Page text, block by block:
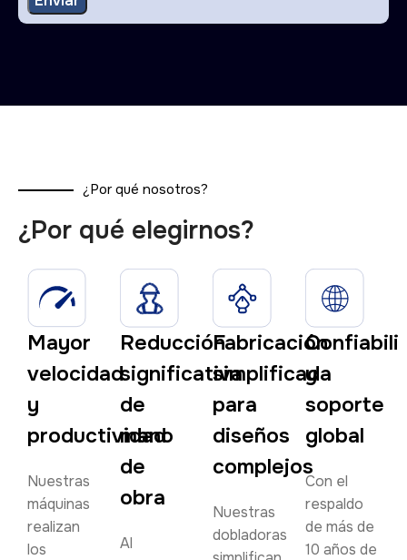
¿Por qué nosotros?
¿Por qué elegirnos?
Mayor
velocidad
y
productividad
Nuestras
máquinas
realizan
los
Reducción
significativa
de
mano
de
obra
Al
Fabricación
simplificada
para
diseños
complejos
Nuestras
dobladoras
y
soporte
global
Con el
respaldo
de más de
10 años de